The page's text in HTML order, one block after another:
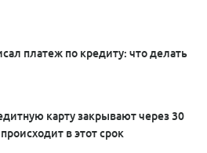
платеж по кредиту: что делать
карту закрывают через 30
в этот срок